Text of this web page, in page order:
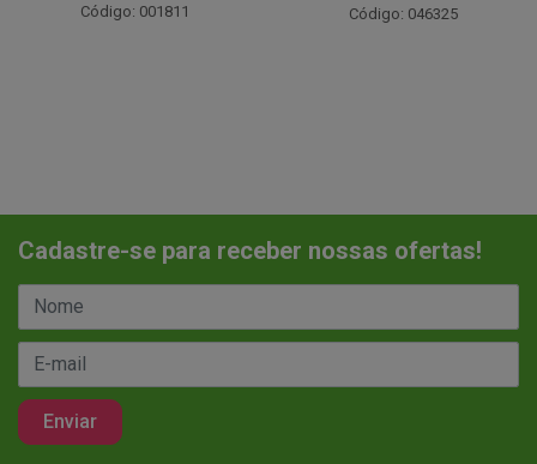
Código: 001811 Código: 046325
Cadastre-se para receber nossas ofertas!